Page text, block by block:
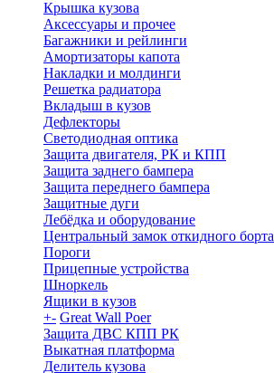
Крышка кузова
Аксессуары и прочее
Багажники и рейлинги
Амортизаторы капота
Накладки и молдинги
Решетка радиатора
Вкладыш в кузов
Дефлекторы
Светодиодная оптика
Защита двигателя, РК и КПП
Защита заднего бампера
Защита переднего бампера
Защитные дуги
Лебёдка и оборудование
Центральный замок откидного борта
Пороги
Прицепные устройства
Шноркель
Ящики в кузов
+- Great Wall Poer
Защита ДВС КПП РК
Выкатная платформа
Делитель кузова